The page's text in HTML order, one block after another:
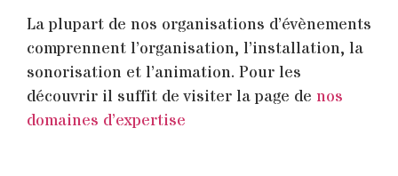
La plupart de nos organisations d’évènements
comprennent l’organisation, l’installation, la
sonorisation et l’animation. Pour les
découvrir il suffit de visiter la page de nos
domaines d’expertise